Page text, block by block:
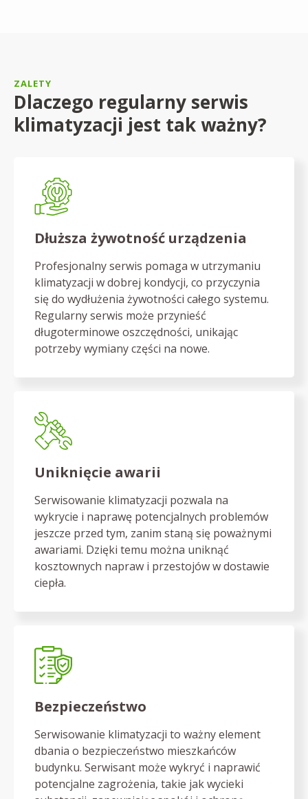
ZALETY
Dlaczego regularny serwis
klimatyzacji jest tak ważny?
Dłuższa żywotność urządzenia
Profesjonalny serwis pomaga w utrzymaniu
klimatyzacji w dobrej kondycji, co przyczynia
się do wydłużenia żywotności całego systemu.
Regularny serwis może przynieść
długoterminowe oszczędności, unikając
potrzeby wymiany części na nowe.
Uniknięcie awarii
Serwisowanie klimatyzacji pozwala na
wykrycie i naprawę potencjalnych problemów
jeszcze przed tym, zanim staną się poważnymi
awariami. Dzięki temu można uniknąć
kosztownych napraw i przestojów w dostawie
ciepła.
Bezpieczeństwo
Serwisowanie klimatyzacji to ważny element
dbania o bezpieczeństwo mieszkańców
budynku. Serwisant może wykryć i naprawić
potencjalne zagrożenia, takie jak wycieki